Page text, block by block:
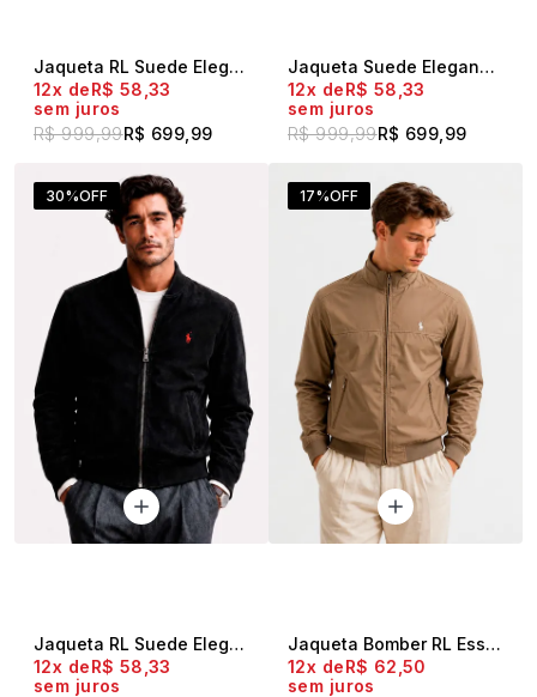
Jaqueta RL Suede Elegance Café
R$ 999,99R$ 699,99
12x
R$ 58,33
sem juros
Jaqueta Suede Elegance Marrom
R$ 999,99R$ 699,99
12x
R$ 58,33
sem juros
30%OFF
Jaqueta RL Suede Elegance Preto
12x
R$ 58,33
sem juros
17%OFF
Jaqueta Bomber RL Essential Caqui
12x
R$ 62,50
sem juros